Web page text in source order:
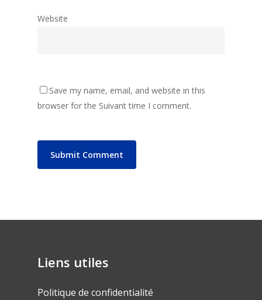
Website
Save my name, email, and website in this
browser for the Suivant time I comment.
Liens utiles
Politique de confidentialité